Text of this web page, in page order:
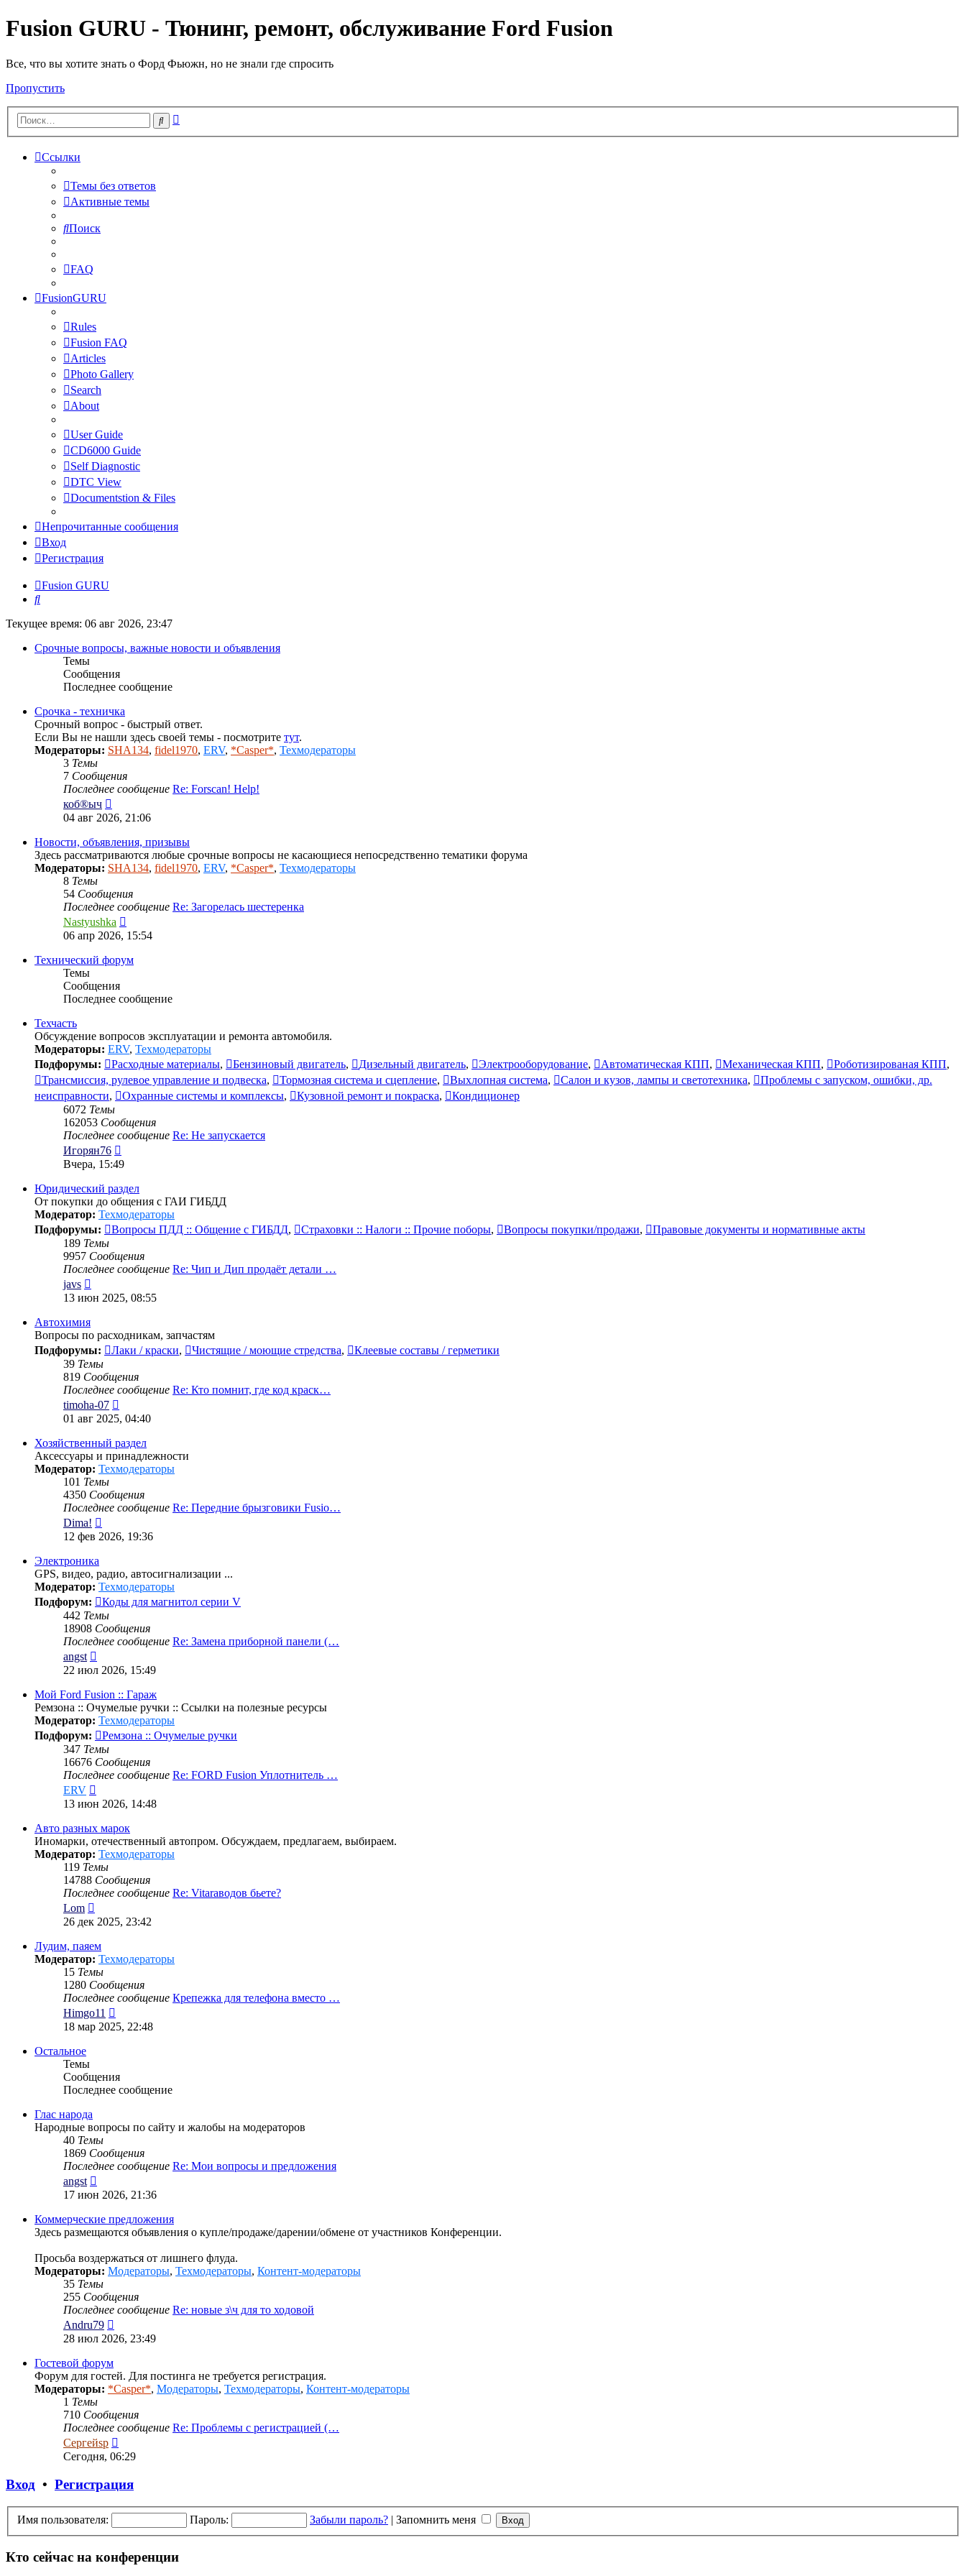
Fusion GURU - Тюнинг, ремонт, обслуживание Ford Fusion
Все, что вы хотите знать о Форд Фьюжн, но не знали где спросить
Пропустить
Поиск
Ссылки
Темы без ответов
Активные темы
Поиск
FAQ
FusionGURU
Rules
Fusion FAQ
Articles
Photo Gallery
Search
About
User Guide
CD6000 Guide
Self Diagnostic
DTC View
Documentstion & Files
Непрочитанные сообщения
Вход
Регистрация
Fusion GURU
Поиск
Текущее время: 06 авг 2026, 23:47
Срочные вопросы, важные новости и объявления
Темы
Сообщения
Последнее сообщение
Срочка - техничка
Срочный вопрос - быстрый ответ.
Если Вы не нашли здесь своей темы - посмотрите тут.
Модераторы: SHA134, fidel1970, ERV, *Casper*, Техмодераторы
3 Темы
7 Сообщения
Последнее сообщение Re: Forscan! Help!
коб®ыч
к
сообщению
04 авг 2026, 21:06
Новости, объявления, призывы
Здесь рассматриваются любые срочные вопросы не касающиеся непосредственно тематики форума
Модераторы: SHA134, fidel1970, ERV, *Casper*, Техмодераторы
8 Темы
54 Сообщения
Последнее сообщение Re: Загорелась шестеренка
Nastyushka
к
сообщению
06 апр 2026, 15:54
Технический форум
Темы
Сообщения
Последнее сообщение
Техчасть
Обсуждение вопросов эксплуатации и ремонта автомобиля.
Модераторы: ERV, Техмодераторы
Подфорумы:
Расходные материалы, Бензиновый двигатель, Дизельный двигатель, Электрооборудование, Автоматическая КПП, Механическая КПП, Роботизированая КПП,
Трансмиссия, рулевое управление и подвеска, Тормозная система и сцепление, Выхлопная система, Салон и кузов, лампы и светотехника,
Проблемы с запуском, ошибки, др.
неисправности, Охранные системы и комплексы, Кузовной ремонт и покраска,
Кондиционер
6072 Темы
162053 Сообщения
Последнее сообщение Re: Не запускается
Игорян76
к
сообщению
Вчера, 15:49
Юридический раздел
От покупки до общения с ГАИ ГИБДД
Модератор: Техмодераторы
Подфорумы:
Вопросы ПДД :: Общение с ГИБДД, Страховки :: Налоги :: Прочие поборы, Вопросы покупки/продажи,
Правовые документы и нормативные акты
189 Темы
9957 Сообщения
Последнее сообщение Re: Чип и Дип продаёт детали …
javs
к
13 июн 2025, 08:55
Автохимия
Вопросы по расходникам, запчастям
Подфорумы:
Лаки / краски, Чистящие / моющие стредства,
Клеевые составы / герметики
39 Темы
819 Сообщения
Последнее сообщение Re: Кто помнит, где код краск…
timoha-07
сообщению
01 авг 2025, 04:40
Хозяйственный раздел
Аксессуары и принадлежности
Модератор: Техмодераторы
101 Темы
4350 Сообщения
Последнее сообщение Re: Передние брызговики Fusio…
Dima!
к
12 фев 2026, 19:36
Электроника
GPS, видео, радио, автосигнализации ...
Модератор: Техмодераторы
Подфорум:
Коды для магнитол серии V
442 Темы
18908 Сообщения
Последнее сообщение Re: Замена приборной панели (…
angst
к
сообщению
22 июл 2026, 15:49
Мой Ford Fusion :: Гараж
Ремзона :: Очумелые ручки :: Ссылки на полезные ресурсы
Модератор: Техмодераторы
Подфорум:
Ремзона :: Очумелые ручки
347 Темы
16676 Сообщения
Последнее сообщение Re: FORD Fusion Уплотнитель …
ERV
к
сообщению
13 июн 2026, 14:48
Авто разных марок
Иномарки, отечественный автопром. Обсуждаем, предлагаем, выбираем.
Модератор: Техмодераторы
119 Темы
14788 Сообщения
Последнее сообщение Re: Vitaraводов бьете?
Lom
к
сообщению
26 дек 2025, 23:42
Лудим, паяем
Модератор: Техмодераторы
15 Темы
1280 Сообщения
Последнее сообщение Крепежка для телефона вместо …
Himgo11
к
18 мар 2025, 22:48
Остальное
Темы
Сообщения
Последнее сообщение
Глас народа
Народные вопросы по сайту и жалобы на модераторов
40 Темы
1869 Сообщения
Последнее сообщение Re: Мои вопросы и предложения
angst
к
сообщению
17 июн 2026, 21:36
Коммерческие предложения
Здесь размещаются объявления о купле/продаже/дарении/обмене от участников Конференции.
Просьба воздержаться от лишнего флуда.
Модераторы: Модераторы, Техмодераторы, Контент-модераторы
35 Темы
255 Сообщения
Последнее сообщение Re: новые з\ч для то ходовой
Andru79
к
28 июл 2026, 23:49
Гостевой форум
Форум для гостей. Для постинга не требуется регистрация.
Модераторы: *Casper*, Модераторы, Техмодераторы, Контент-модераторы
1 Темы
710 Сообщения
Последнее сообщение Re: Проблемы с регистрацией (…
Сергейsp
к
Сегодня, 06:29
Вход • Регистрация
Имя пользователя: Пароль: Забыли пароль? | Запомнить меня
Кто сейчас на конференции